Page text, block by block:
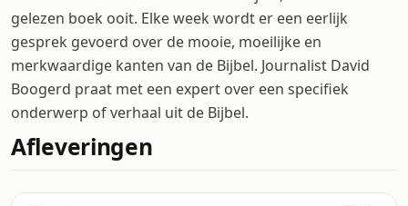
gelezen boek ooit. Elke week wordt er een eerlijk
gesprek gevoerd over de mooie, moeilijke en
merkwaardige kanten van de Bijbel. Journalist David
Boogerd praat met een expert over een specifiek
onderwerp of verhaal uit de Bijbel.
Afleveringen